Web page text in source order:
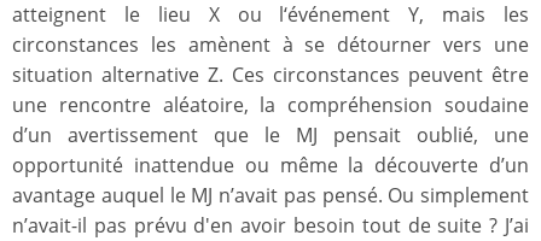
atteignent le lieu X ou l‘événement Y, mais les
circonstances les amènent à se détourner vers une
situation alternative Z. Ces circonstances peuvent être
une rencontre aléatoire, la compréhension soudaine
d’un avertissement que le MJ pensait oublié, une
opportunité inattendue ou même la découverte d’un
avantage auquel le MJ n’avait pas pensé. Ou simplement
n’avait-il pas prévu d'en avoir besoin tout de suite ? J’ai